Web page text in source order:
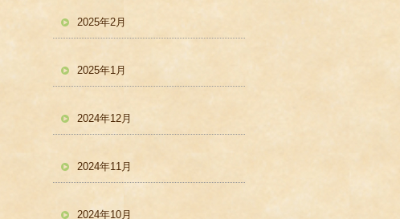
2025年2月
2025年1月
2024年12月
2024年11月
2024年10月